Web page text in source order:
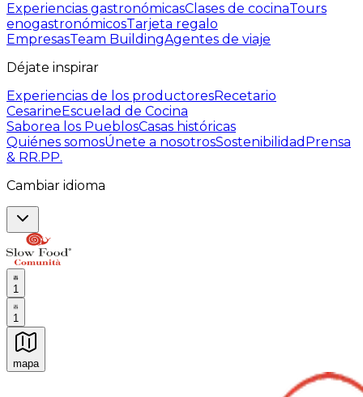
Experiencias gastronómicasClases de cocinaTours
enogastronómicosTarjeta regalo
EmpresasTeam BuildingAgentes de viaje
Déjate inspirar
Experiencias de los productoresRecetario
CesarineEscuelad de Cocina
Saborea los PueblosCasas históricas
Quiénes somosÚnete a nosotrosSostenibilidad Prensa
& RR.PP.
Cambiar idioma
1
1
mapa
Experiencias culinarias inolvidables: Experiencias